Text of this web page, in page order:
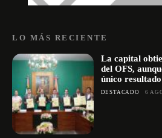
LO MÁS RECIENTE
La capital
del OFS,
único
DESTACADO 6